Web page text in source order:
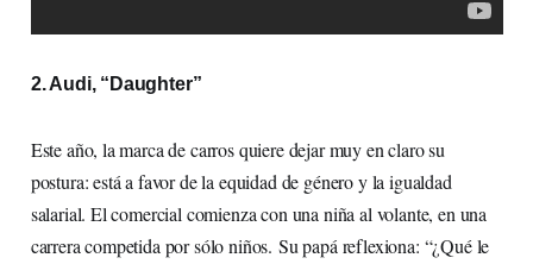
2. Audi, “Daughter”
Este año, la marca de carros quiere dejar muy en claro su
postura: está a favor de la equidad de género y la igualdad
salarial. El comercial comienza con una niña al volante, en una
carrera competida por sólo niños. Su papá reflexiona: “¿Qué le